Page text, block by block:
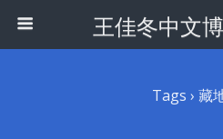
王佳冬中文
Tags › 藏